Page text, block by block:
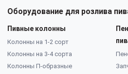
Оборудование для розлива
Пивные колонны
Колонны на 1-2 сорт
Колонны на 3-4 сорта
Колонны П-образные